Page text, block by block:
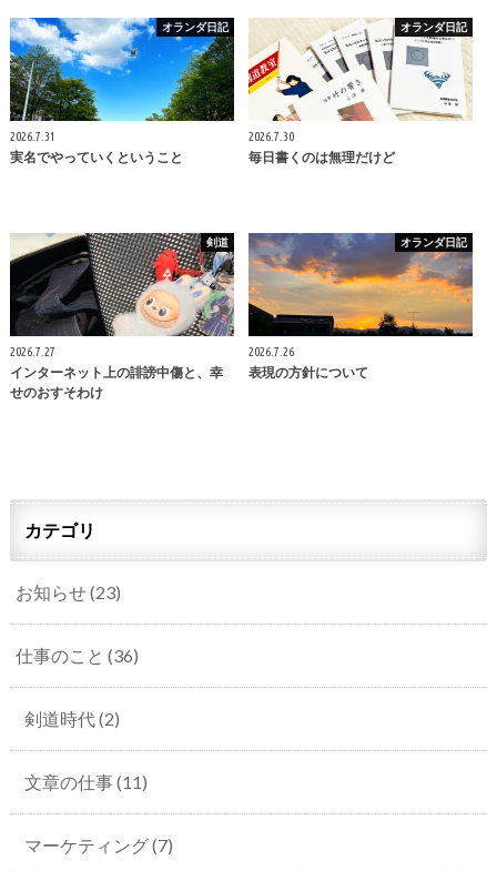
オランダ日記
2026.7.31
実名でやっていくということ
オランダ日記
2026.7.30
毎日書くのは無理だけど
剣道
2026.7.27
インターネット上の誹謗中傷と、幸
せのおすそわけ
オランダ日記
2026.7.26
表現の方針について
カテゴリ
お知らせ(23)
仕事のこと (36)
剣道時代(2)
文章の仕事(11)
マーケティング(7)